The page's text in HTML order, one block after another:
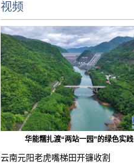
视频
华能糯扎渡“两站一园”的绿色实践
云南元阳老虎嘴梯田开镰收割